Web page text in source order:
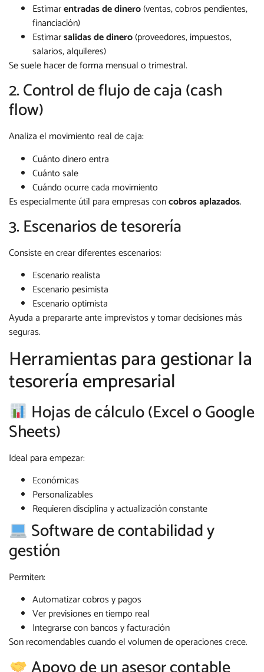
Estimarentradas de dinero(ventas, cobros pendientes,
financiación)
Estimarsalidas de dinero(proveedores, impuestos,
salarios, alquileres)
Se suele hacer de forma mensual o trimestral.
2. Control de flujo de caja (cash
flow)
Analiza el movimiento real de caja:
Cuánto dinero entra
Cuánto sale
Cuándo ocurre cada movimiento
Es especialmente útil para empresas concobros aplazados.
3. Escenarios de tesorería
Consiste en crear diferentes escenarios:
Escenario realista
Escenario pesimista
Escenario optimista
Ayuda a prepararte ante imprevistos y tomar decisiones más
seguras.
Herramientas para gestionar la
tesorería empresarial
Hojas de cálculo (Excel o Google
Sheets)
Ideal para empezar:
Económicas
Personalizables
Requieren disciplina y actualización constante
Software de contabilidad y
gestión
Permiten:
Automatizar cobros y pagos
Ver previsiones en tiempo real
Integrarse con bancos y facturación
Son recomendables cuando el volumen de operaciones crece.